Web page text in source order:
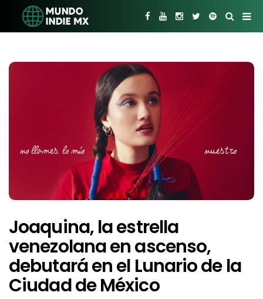
Joaquina, la estrella
venezolana en ascenso,
debutará en el Lunario de la
Ciudad de México